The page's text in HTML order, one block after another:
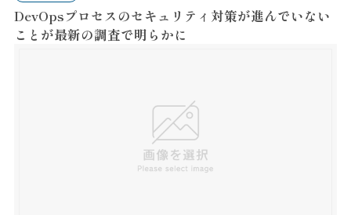
DevOpsプロセスのセキュリティ対策が進んでいない
ことが最新の調査で明らかに